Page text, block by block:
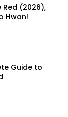
Red (2026),
Hwan!
Guide to